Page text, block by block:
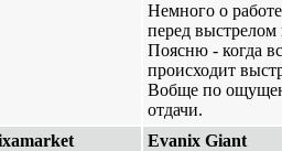
Немного о
перед выстрелом
Поясню - когда
происходит
Вобще по
отдачи.
Evanix Giant